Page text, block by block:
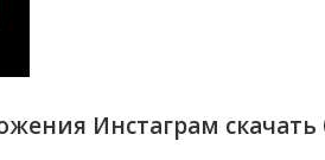
Инстаграм